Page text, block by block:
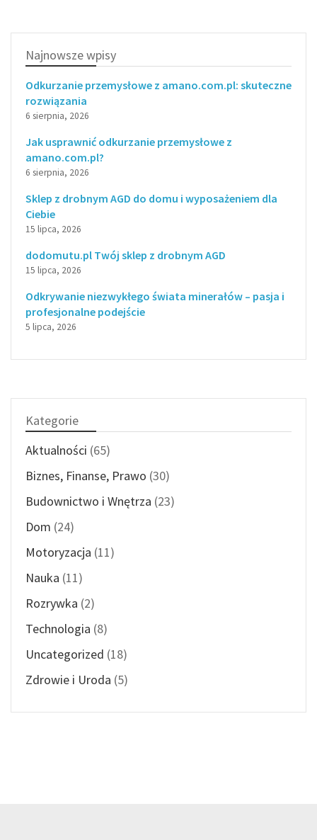
Najnowsze wpisy
Odkurzanie przemysłowe z amano.com.pl: skuteczne
rozwiązania
6 sierpnia, 2026
Jak usprawnić odkurzanie przemysłowe z
amano.com.pl?
6 sierpnia, 2026
Sklep z drobnym AGD do domu i wyposażeniem dla
Ciebie
15 lipca, 2026
dodomutu.pl Twój sklep z drobnym AGD
15 lipca, 2026
Odkrywanie niezwykłego świata minerałów – pasja i
profesjonalne podejście
5 lipca, 2026
Kategorie
Aktualności (65)
Biznes, Finanse, Prawo (30)
Budownictwo i Wnętrza (23)
Dom (24)
Motoryzacja (11)
Nauka (11)
Rozrywka (2)
Technologia (8)
Uncategorized (18)
Zdrowie i Uroda (5)